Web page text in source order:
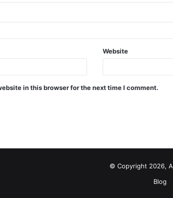
Website
in this browser for the next time I comment.
© Copyright 2026,
Blog